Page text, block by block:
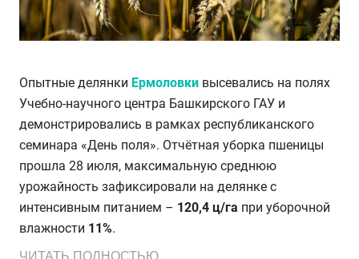
Опытные делянки Ермоловки высевались на полях
Учебно-научного центра Башкирского ГАУ и
демонстрировались в рамках республиканского
семинара «День поля». Отчётная уборка пшеницы
прошла 28 июля, максимальную среднюю
урожайность зафиксировали на делянке с
интенсивным питанием – 120,4 ц/га при уборочной
влажности 11%.
ЧИТАТЬ ПОЛНОСТЬЮ